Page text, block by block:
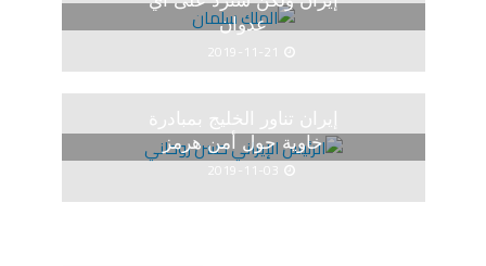
عدوان
2019-11-21
إيران تناور الخليج بمبادرة
خاوية حول أمن هرمز
2019-11-03